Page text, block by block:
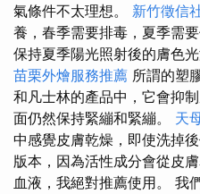
氣條件不太理想。 新竹徵信
養，春季需要排毒，夏季需
保持夏季陽光照射後的膚色
苗栗外燴服務推薦 所謂的塑
和凡士林的產品中，它會抑
面仍然保持緊繃和緊繃。 天
中感覺皮膚乾燥，即使洗掉
版本，因為活性成分會從皮
血液，我絕對推薦使用。 我